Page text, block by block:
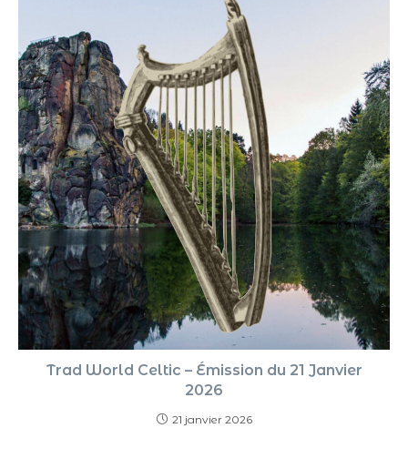
Trad World Celtic – Émission du 21 Janvier
2026
21 janvier 2026